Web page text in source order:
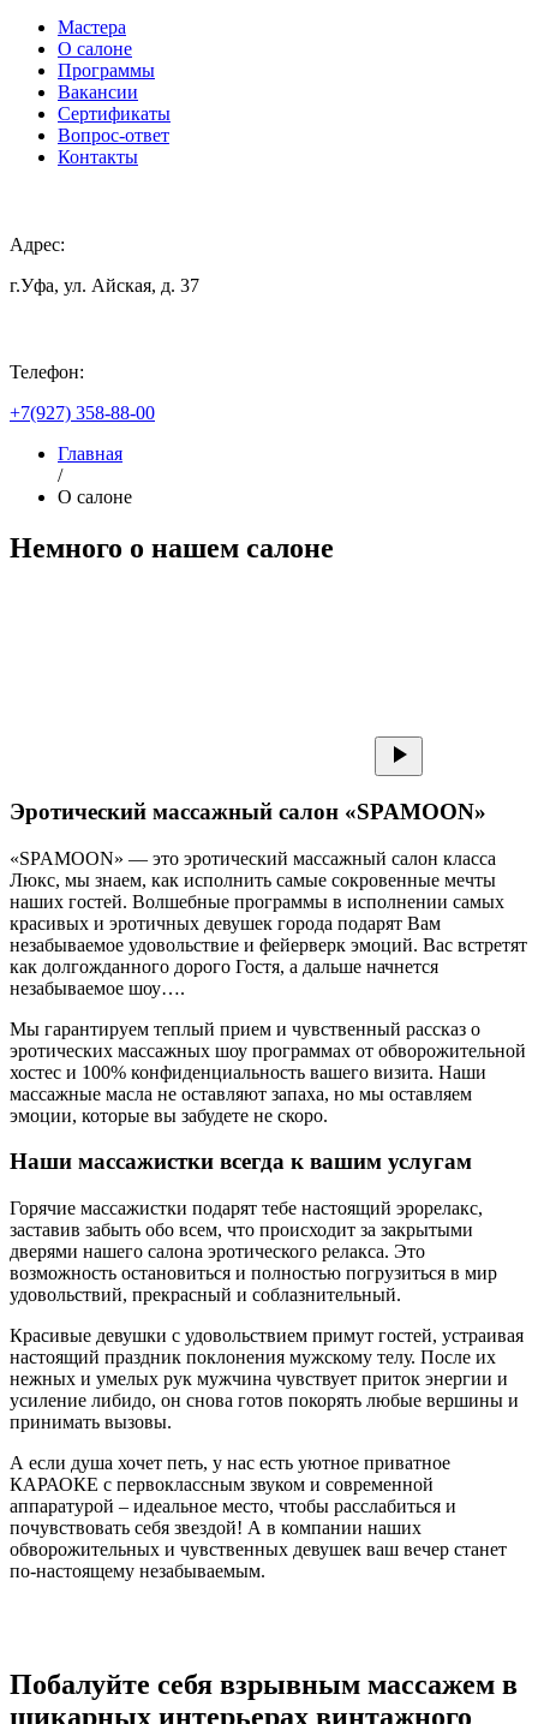
Мастера
О салоне
Программы
Вакансии
Сертификаты
Вопрос-ответ
Контакты
Адрес:
г.Уфа, ул. Айская, д. 37
Телефон:
+7(927) 358-88-00
Главная
/
О салоне
Немного о нашем салоне
Эротический массажный салон «SPAMOON»
«SPAMOON» — это эротический массажный салон класса
Люкс, мы знаем, как исполнить самые сокровенные мечты
наших гостей. Волшебные программы в исполнении самых
красивых и эротичных девушек города подарят Вам
незабываемое удовольствие и фейерверк эмоций. Вас встретят
как долгожданного дорого Гостя, а дальше начнется
незабываемое шоу….
Мы гарантируем теплый прием и чувственный рассказ о
эротических массажных шоу программах от обворожительной
хостес и 100% конфиденциальность вашего визита. Наши
массажные масла не оставляют запаха, но мы оставляем
эмоции, которые вы забудете не скоро.
Наши массажистки всегда к вашим услугам
Горячие массажистки подарят тебе настоящий эрорелакс,
заставив забыть обо всем, что происходит за закрытыми
дверями нашего салона эротического релакса. Это
возможность остановиться и полностью погрузиться в мир
удовольствий, прекрасный и соблазнительный.
Красивые девушки с удовольствием примут гостей, устраивая
настоящий праздник поклонения мужскому телу. После их
нежных и умелых рук мужчина чувствует приток энергии и
усиление либидо, он снова готов покорять любые вершины и
принимать вызовы.
А если душа хочет петь, у нас есть уютное приватное
КАРАОКЕ с первоклассным звуком и современной
аппаратурой – идеальное место, чтобы расслабиться и
почувствовать себя звездой! А в компании наших
обворожительных и чувственных девушек ваш вечер станет
по-настоящему незабываемым.
Побалуйте себя взрывным массажем в
шикарных интерьерах винтажного